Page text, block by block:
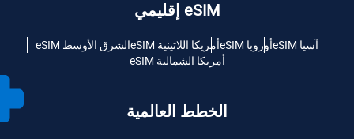
eSIM إقليمي
آسيا eSIM أوروبا eSIM أمريكا اللاتينية eSIM
الشرق الأوسط eSIM
أمريكا الشمالية eSIM
الخطط العالمية